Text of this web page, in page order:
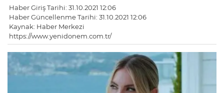
Haber Giriş Tarihi: 31.10.2021 12:06
Haber Güncellenme Tarihi: 31.10.2021 12:06
Kaynak: Haber Merkezi
https://www.yenidonem.com.tr/